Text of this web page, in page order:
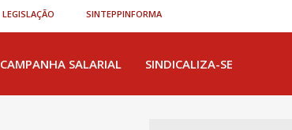
LEGISLAÇÃO SINTEPPINFORMA
CAMPANHA SALARIAL SINDICALIZA-SE